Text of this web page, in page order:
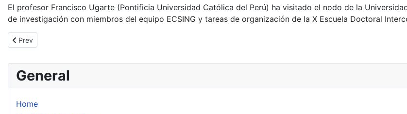
General
Home
El profesor Francisco Ugarte (Pontificia Universidad Católica del Perú) ha visitado el nodo de la
de investigación con miembros del equipo ECSING y tareas de organización de la X Escuela Doctoral
Previous article: Percy Fernández Sánchez (PUCP)
Prev